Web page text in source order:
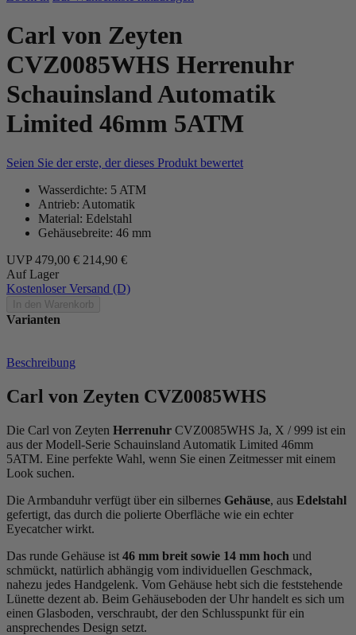
Carl von Zeyten
CVZ0085WHS Herrenuhr
Schauinsland Automatik
Limited 46mm 5ATM
Seien Sie der erste, der dieses Produkt bewertet
Wasserdichte: 5 ATM
Antrieb: Automatik
Material: Edelstahl
Gehäusebreite: 46 mm
UVP 479,00 € 214,90 €
Auf Lager
Kostenloser Versand (D)
In den Warenkorb
Varianten
Beschreibung
Carl von Zeyten CVZ0085WHS
Die Carl von Zeyten Herrenuhr CVZ0085WHS Ja, X / 999 ist ein
aus der Modell-Serie Schauinsland Automatik Limited 46mm
5ATM. Eine perfekte Wahl, wenn Sie einen Zeitmesser mit einem
Look suchen.
Die Armbanduhr verfügt über ein silbernes Gehäuse, aus Edelstahl
gefertigt, das durch die polierte Oberfläche wie ein echter
Eyecatcher wirkt.
Das runde Gehäuse ist 46 mm breit sowie 14 mm hoch und
schmückt, natürlich abhängig vom individuellen Geschmack,
nahezu jedes Handgelenk. Vom Gehäuse hebt sich die feststehende
Lünette dezent ab. Beim Gehäuseboden der Uhr handelt es sich um
einen Glasboden, verschraubt, der den Schlusspunkt für ein
ansprechendes Design setzt.